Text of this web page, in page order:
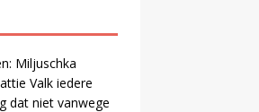
Miljuschka
Valk iedere
dat niet vanwege